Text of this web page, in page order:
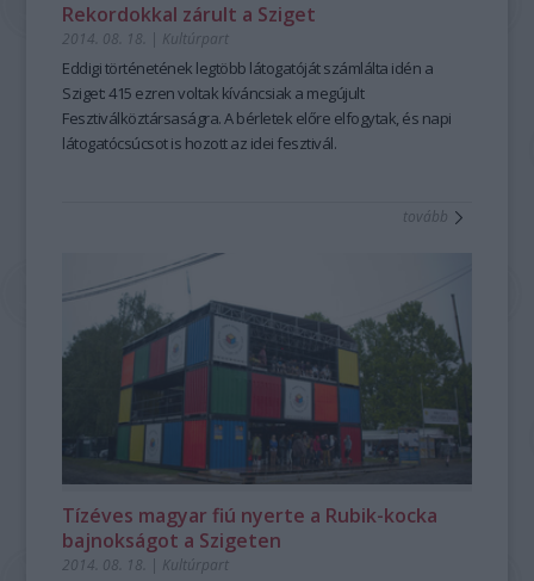
Rekordokkal zárult a Sziget
2014. 08. 18. | Kultúrpart
Eddigi történetének legtöbb látogatóját számlálta idén a
Sziget:415 ezrenvoltak kíváncsiak a megújult
Fesztiválköztársaságra. Abérletek előre elfogytak, és napi
látogatócsúcsot is hozott az idei fesztivál.
tovább
Tízéves magyar fiú nyerte a Rubik-kocka
bajnokságot a Szigeten
2014. 08. 18. | Kultúrpart